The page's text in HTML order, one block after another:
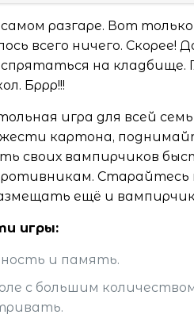
разгаре. Вот
всего ничего. Скорее!
на кладбище.
Бррр!!!
игра для всей
картона,
своих вампирчиков
Старайтесь
ещё и
игры:
и память.
с большим